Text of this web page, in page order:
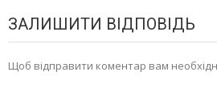
ЗАЛИШИТИ ВІДПОВІДЬ
Щоб відправити коментар вам